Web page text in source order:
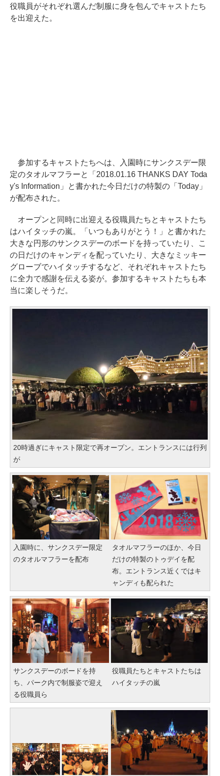
役職員がそれぞれ選んだ制服に身を包んでキャストたち
を出迎えた。
参加するキャストたちへは、入園時にサンクスデー限
定のタオルマフラーと「2018.01.16 THANKS DAY Toda
y's Information」と書かれた今日だけの特製の「Today」
が配布された。
オープンと同時に出迎える役職員たちとキャストたち
はハイタッチの嵐。「いつもありがとう！」と書かれた
大きな円形のサンクスデーのボードを持っていたり、こ
の日だけのキャンディを配っていたり、大きなミッキー
グローブでハイタッチするなど、それぞれキャストたち
に全力で感謝を伝える姿が。参加するキャストたちも本
当に楽しそうだ。
20時過ぎにキャスト限定で再オープン。エントランスには行列
が
入園時に、サンクスデー限定
のタオルマフラーを配布
タオルマフラーのほか、今日
だけの特製のトゥデイを配
布。エントランス近くではキ
ャンディも配られた
サンクスデーのボードを持
ち、パーク内で制服姿で迎え
る役職員ら
役職員たちとキャストたちは
ハイタッチの嵐